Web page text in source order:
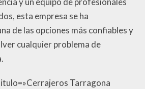
esta empresa se ha
de las opciones más confiables y
cualquier problema de
Tarragona